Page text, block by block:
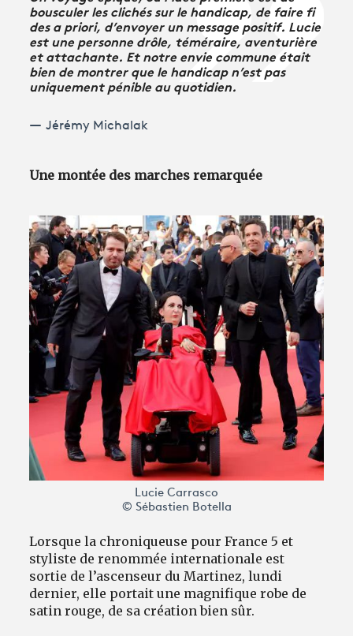
bousculer les clichés sur le handicap, de faire fi
des a priori, d’envoyer un message positif. Lucie
est une personne drôle, téméraire, aventurière
et attachante. Et notre envie commune était
bien de montrer que le handicap n’est pas
uniquement pénible au quotidien.
Jérémy Michalak
Une montée des marches remarquée
Lucie Carrasco
© Sébastien Botella
Lorsque la chroniqueuse pour France 5 et
styliste de renommée internationale est
sortie de l’ascenseur du Martinez, lundi
dernier, elle portait une magnifique robe de
satin rouge, de sa création bien sûr.